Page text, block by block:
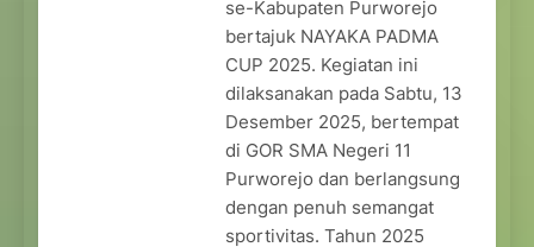
se-Kabupaten Purworejo
bertajuk NAYAKA PADMA
CUP 2025. Kegiatan ini
dilaksanakan pada Sabtu, 13
Desember 2025, bertempat
di GOR SMA Negeri 11
Purworejo dan berlangsung
dengan penuh semangat
sportivitas. Tahun 2025